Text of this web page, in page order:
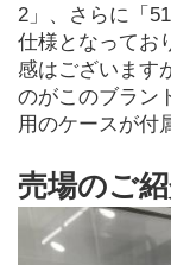
2」、さらに「
仕様となってお
感はございます
のがこのブラン
用のケースが付
売場のご